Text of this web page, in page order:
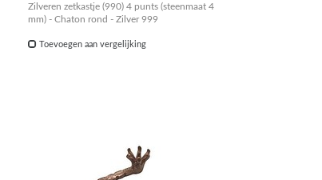
Zilveren zetkastje (990) 4 punts (steenmaat 4
mm) - Chaton rond - Zilver 999
Toevoegen aan vergelijking